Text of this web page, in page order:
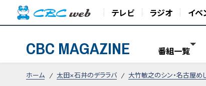
テレビ ラジオ イベ
CBC MAGAZINE 番組一覧
ホーム 太田×石井のデララバ 大竹敏之のシン・名古屋め